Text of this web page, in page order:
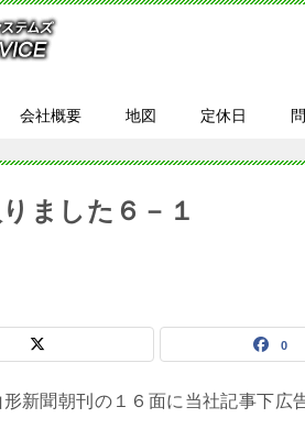
会社概要 地図 定休日
ました６－１
0
新聞朝刊の１６面に当社記事下広